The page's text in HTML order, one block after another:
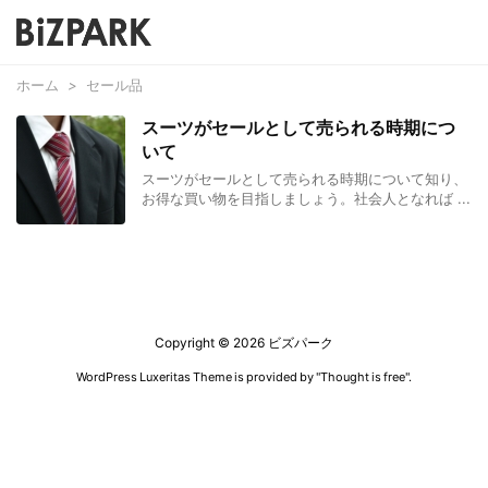
ホーム > セール品
スーツがセールとして売られる時期につ
いて
スーツがセールとして売られる時期について知り、
お得な買い物を目指しましょう。社会人となれば ...
Copyright © 2026 ビズパーク
WordPress Luxeritas Theme is provided by "Thought is free".